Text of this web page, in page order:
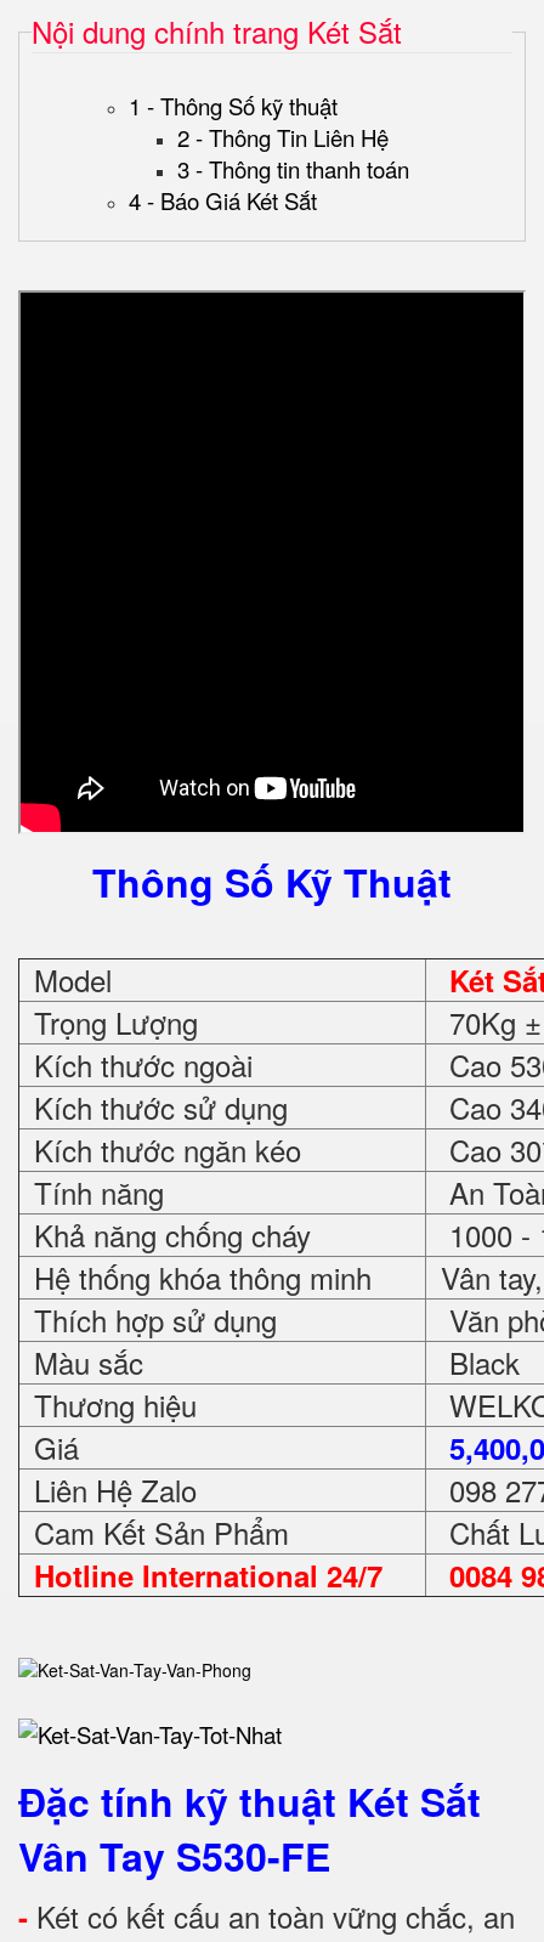
Nội dung chính trang Két Sắt
1 - Thông Số kỹ thuật
2 - Thông Tin Liên Hệ
3 - Thông tin thanh toán
4 - Báo Giá Két Sắt
Thông Số Kỹ Thuật
Model Két
Trọng Lượng
70Kg
Kích thước ngoài
Cao
Kích thước sử dụng
Cao
Kích thước ngăn kéo
Cao
Tính năng
An
Khả năng chống cháy
1000 -
Hệ thống khóa thông minh
Vân
Thích hợp sử dụng
Văn
Màu sắc
Black
Thương hiệu
Giá
Liên Hệ Zalo
098
Cam Kết Sản Phẩm
Chất
Hotline International 24/7 0084
Đặc tính kỹ thuật Két Sắt
Vân Tay S530-FE
- Két có kết cấu an toàn vững chắc, an